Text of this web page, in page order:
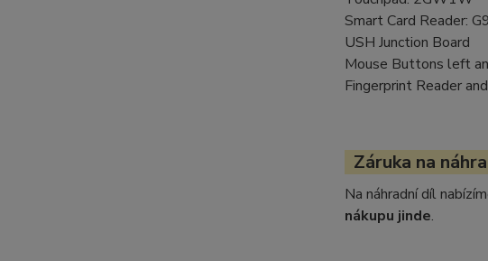
Smart Card Reader:
USH Junction Board
Mouse Buttons left
Fingerprint Reader
Záruka na
Na náhradní díl
nákupu jinde.